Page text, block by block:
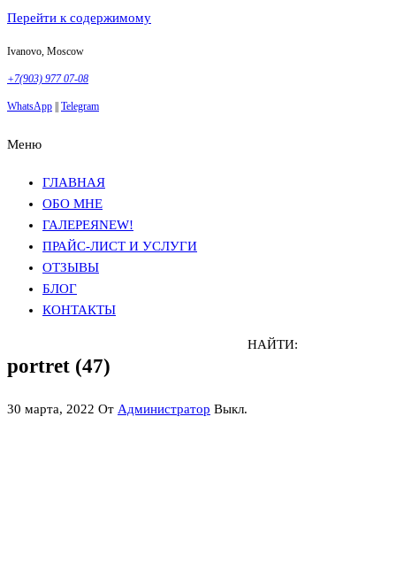
Перейти к содержимому
Ivanovo, Moscow
+7(903) 977 07-08
WhatsApp Telegram
Меню
ГЛАВНАЯ
ОБО МНЕ
ГАЛЕРЕЯNEW!
ПРАЙС-ЛИСТ И УСЛУГИ
ОТЗЫВЫ
БЛОГ
КОНТАКТЫ
portret (47)
30 марта, 2022 От Администратор Выкл.
НАЙТИ: